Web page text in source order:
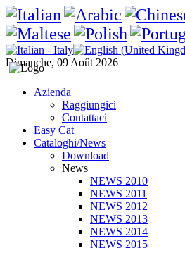
Dimanche, 09 Août 2026
Azienda
Raggiungici
Contattaci
Easy Cat
Cataloghi/News
Download
News
NEWS 2010
NEWS 2011
NEWS 2012
NEWS 2013
NEWS 2014
NEWS 2015